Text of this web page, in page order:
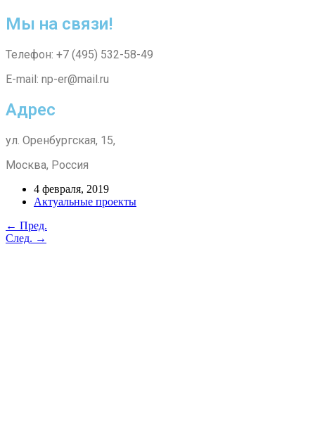
Мы на связи!
Телефон: +7 (495) 532-58-49
E-mail: np-er@mail.ru
Адрес
ул. Оренбургская, 15,
Москва, Россия
4 февраля, 2019
Актуальные проекты
← Пред.
След. →